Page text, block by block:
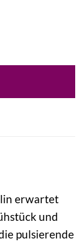
erwartet
und
pulsierende